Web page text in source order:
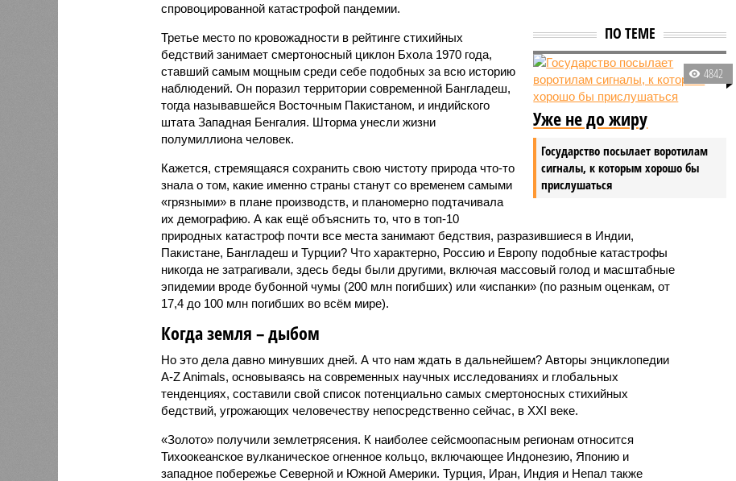
спровоцированной катастрофой пандемии.
ПО ТЕМЕ
4842
Уже не до жиру
Государство посылает воротилам
сигналы, к которым хорошо бы
прислушаться
Третье место по кровожадности в рейтинге стихийных
бедствий занимает смертоносный циклон Бхола 1970 года,
ставший самым мощным среди себе подобных за всю историю
наблюдений. Он поразил территории современной Бангладеш,
тогда называвшейся Восточным Пакистаном, и индийского
штата Западная Бенгалия. Шторма унесли жизни
полумиллиона человек.
Кажется, стремящаяся сохранить свою чистоту природа что-то
знала о том, какие именно страны станут со временем самыми
«грязными» в плане производств, и планомерно подтачивала
их демографию. А как ещё объяснить то, что в топ-10
природных катастроф почти все места занимают бедствия, разразившиеся в Индии,
Пакистане, Бангладеш и Турции? Что характерно, Россию и Европу подобные катастрофы
никогда не затрагивали, здесь беды были другими, включая массовый голод и масштабные
эпидемии вроде бубонной чумы (200 млн погибших) или «испанки» (по разным оценкам, от
17,4 до 100 млн погибших во всём мире).
Когда земля – дыбом
Но это дела давно минувших дней. А что нам ждать в дальнейшем? Авторы энциклопедии
A-Z Animals, основываясь на современных научных исследованиях и глобальных
тенденциях, составили свой список потенциально самых смертоносных стихийных
бедствий, угрожающих человечеству непосредственно сейчас, в XXI веке.
«Золото» получили землетрясения. К наиболее сейсмоопасным регионам относится
Тихоокеанское вулканическое огненное кольцо, включающее Индонезию, Японию и
западное побережье Северной и Южной Америки. Турция, Иран, Индия и Непал также